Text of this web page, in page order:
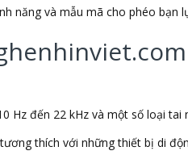
năng và mẫu mã cho phéo bạn
Hz đến 22 kHz và một số loại
thích với những thiết bị di